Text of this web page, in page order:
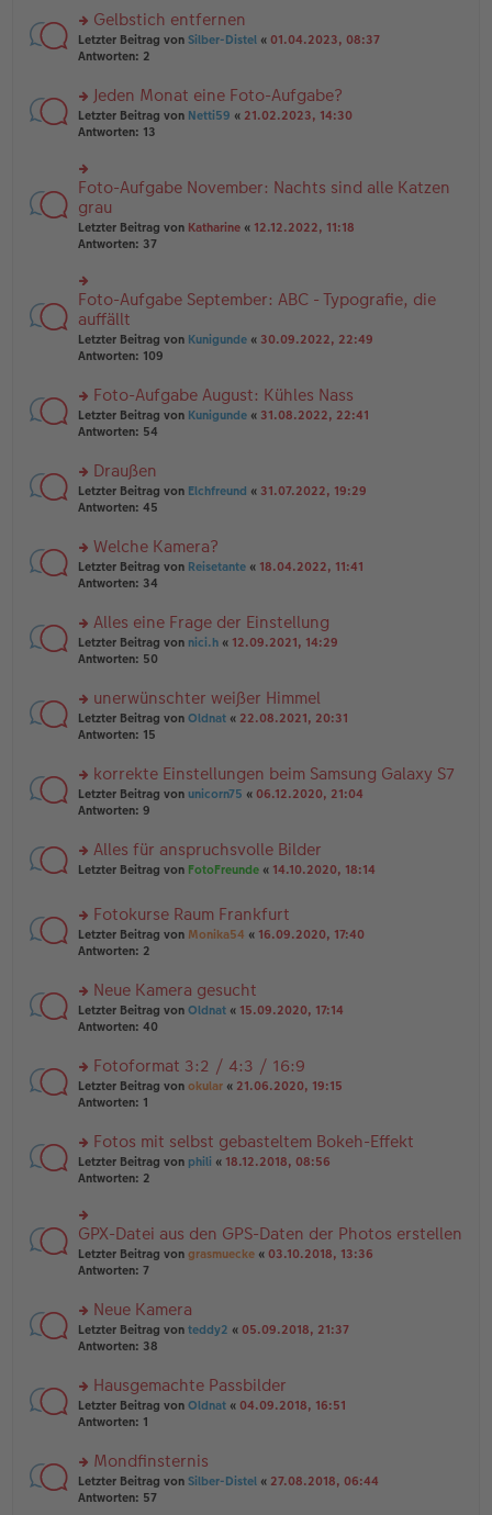
tr
a
g
e
n
er
tr
a
g
n
g
el
e
n
er
tr
a
g
rs
te
n
g
el
e
n
er
B
ei
tr
g
Gelbstich entfernen
Letzter Beitrag von Silber-Distel « 01.04.2023, 08:37
Antworten: 2
rs
te
u
n
g
el
es
e
er
B
tr
a
g
Jeden Monat eine Foto-Aufgabe?
Letzter Beitrag von Netti59 « 21.02.2023, 14:30
Antworten: 13
rs
te
r
u
n
el
es
e
n
er
tr
a
g
Foto-Aufgabe November: Nachts sind alle Katzen
grau
Letzter Beitrag von Katharine « 12.12.2022, 11:18
Antworten: 37
rs
te
r
u
n
el
es
e
B
ei
tr
g
Foto-Aufgabe September: ABC - Typografie, die
auffällt
Letzter Beitrag von Kunigunde « 30.09.2022, 22:49
Antworten: 109
rs
te
n
g
el
e
n
er
tr
a
g
Foto-Aufgabe August: Kühles Nass
Letzter Beitrag von Kunigunde « 31.08.2022, 22:41
Antworten: 54
rs
te
n
g
el
e
n
er
tr
a
g
Draußen
Letzter Beitrag von Elchfreund « 31.07.2022, 19:29
Antworten: 45
rs
te
n
g
el
e
n
er
tr
a
g
Welche Kamera?
Letzter Beitrag von Reisetante « 18.04.2022, 11:41
Antworten: 34
rs
te
n
g
el
e
n
er
tr
a
Alles eine Frage der Einstellung
Letzter Beitrag von nici.h « 12.09.2021, 14:29
Antworten: 50
rs
te
n
g
el
e
n
ei
tr
a
unerwünschter weißer Himmel
Letzter Beitrag von Oldnat « 22.08.2021, 20:31
Antworten: 15
rs
te
n
g
es
e
n
er
ei
tr
a
korrekte Einstellungen beim Samsung Galaxy S7
Letzter Beitrag von unicorn75 « 06.12.2020, 21:04
Antworten: 9
rs
u
n
g
es
e
n
er
ei
tr
a
Alles für anspruchsvolle Bilder
Letzter Beitrag von FotoFreunde « 14.10.2020, 18:14
rs
te
n
g
el
e
n
er
tr
a
g
Fotokurse Raum Frankfurt
Letzter Beitrag von Monika54 « 16.09.2020, 17:40
Antworten: 2
rs
te
n
g
el
e
n
er
tr
a
g
Neue Kamera gesucht
Letzter Beitrag von Oldnat « 15.09.2020, 17:14
Antworten: 40
rs
te
n
g
el
e
n
er
B
a
g
Fotoformat 3:2 / 4:3 / 16:9
Letzter Beitrag von okular « 21.06.2020, 19:15
Antworten: 1
rs
te
u
n
g
el
es
n
er
B
a
g
Fotos mit selbst gebasteltem Bokeh-Effekt
Letzter Beitrag von phili « 18.12.2018, 08:56
Antworten: 2
rs
te
r
g
el
es
n
er
B
ei
a
g
GPX-Datei aus den GPS-Daten der Photos erstellen
Letzter Beitrag von grasmuecke « 03.10.2018, 13:36
Antworten: 7
rs
te
n
g
el
e
n
er
Neue Kamera
Letzter Beitrag von teddy2 « 05.09.2018, 21:37
Antworten: 38
rs
te
n
g
el
Hausgemachte Passbilder
Letzter Beitrag von Oldnat « 04.09.2018, 16:51
Antworten: 1
rs
te
Mondfinsternis
Letzter Beitrag von Silber-Distel « 27.08.2018, 06:44
Antworten: 57